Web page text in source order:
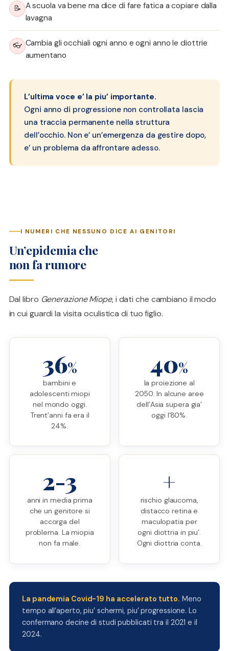
📝 A scuola va bene ma dice di fare fatica a copiare dalla
lavagna
👓 Cambia gli occhiali ogni anno e ogni anno le diottrie
aumentano
L’ultima voce e’ la piu’ importante.
Ogni anno di progressione non controllata lascia
una traccia permanente nella struttura
dell’occhio. Non e’ un’emergenza da gestire dopo,
e’ un problema da affrontare adesso.
I NUMERI CHE NESSUNO DICE AI GENITORI
Un’epidemia che
non fa rumore
Dal libro Generazione Miope, i dati che cambiano il modo
in cui guardi la visita oculistica di tuo figlio.
36%
bambini e
adolescenti miopi
nel mondo oggi.
Trent’anni fa era il
24%.
40%
la proiezione al
2050. In alcune aree
dell’Asia supera gia’
oggi l’80%.
2-3
anni in media prima
che un genitore si
accorga del
problema. La miopia
non fa male.
+
rischio glaucoma,
distacco retina e
maculopatia per
ogni diottria in piu’.
Ogni diottria conta.
La pandemia Covid-19 ha accelerato tutto. Meno
tempo all’aperto, piu’ schermi, piu’ progressione. Lo
confermano decine di studi pubblicati tra il 2021 e il
2024.